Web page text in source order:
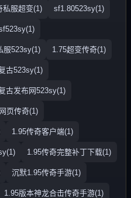
私服超变(1) sf1.80523sy(1)
服523sy(1) 1.75超变传奇(1)
古523sy(1)
古发布网523sy(1)
页传奇(1)
1.95传奇客户端(1)
1.95传奇完整补丁下载(1)
沉默1.95传奇手游(1)
1.95版本神龙合击传奇手游(1)